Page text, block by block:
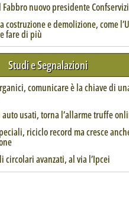
ultime gare in Gazzetta UE'
Fabbro nuovo presidente Confservizi
costruzione e demolizione, come
fare di più
Studi e Segnalazioni
comunicare è la chiave di
auto usati, torna l’allarme truffe
riciclo record ma cresce
circolari avanzati, al via l’Ipcei